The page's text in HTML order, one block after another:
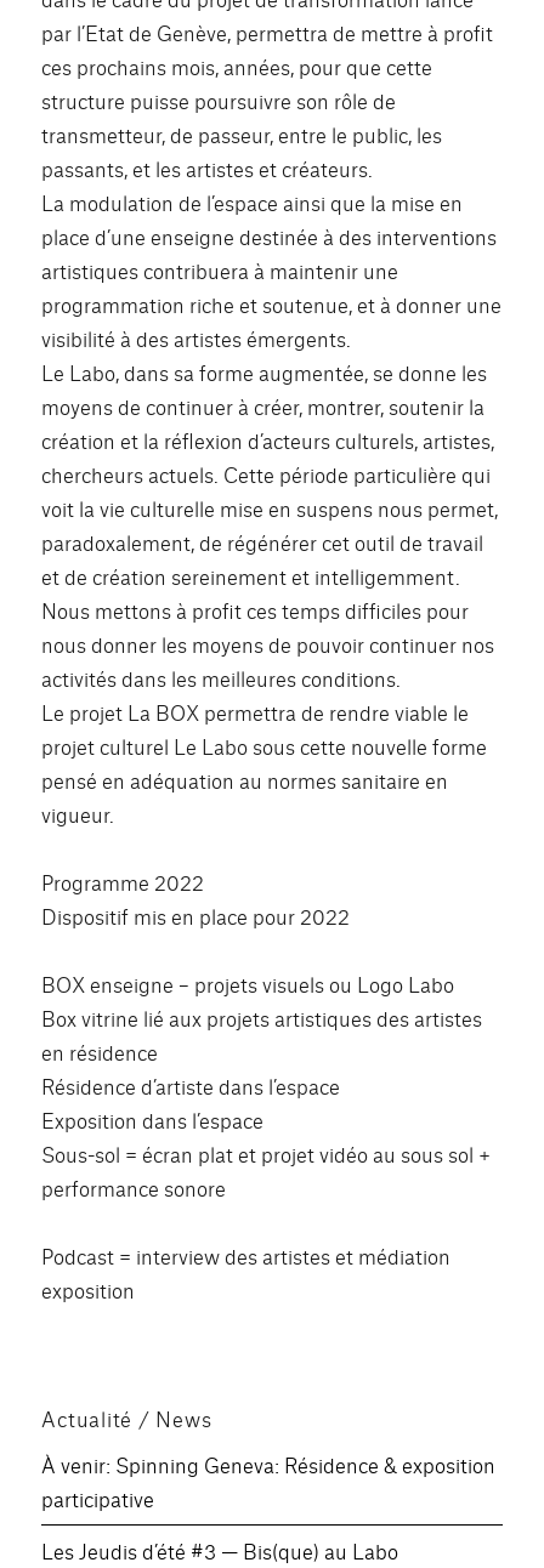
par l’Etat de Genève, permettra de mettre à profit
ces prochains mois, années, pour que cette
structure puisse poursuivre son rôle de
transmetteur, de passeur, entre le public, les
passants, et les artistes et créateurs.
La modulation de l’espace ainsi que la mise en
place d’une enseigne destinée à des interventions
artistiques contribuera à maintenir une
programmation riche et soutenue, et à donner une
visibilité à des artistes émergents.
Le Labo, dans sa forme augmentée, se donne les
moyens de continuer à créer, montrer, soutenir la
création et la réflexion d’acteurs culturels, artistes,
chercheurs actuels. Cette période particulière qui
voit la vie culturelle mise en suspens nous permet,
paradoxalement, de régénérer cet outil de travail
et de création sereinement et intelligemment.
Nous mettons à profit ces temps difficiles pour
nous donner les moyens de pouvoir continuer nos
activités dans les meilleures conditions.
Le projet La BOX permettra de rendre viable le
projet culturel Le Labo sous cette nouvelle forme
pensé en adéquation au normes sanitaire en
vigueur.
Programme 2022
Dispositif mis en place pour 2022
BOX enseigne – projets visuels ou Logo Labo
Box vitrine lié aux projets artistiques des artistes
en résidence
Résidence d’artiste dans l’espace
Exposition dans l’espace
Sous-sol = écran plat et projet vidéo au sous sol +
performance sonore
Podcast = interview des artistes et médiation
exposition
Actualité / News
À venir: Spinning Geneva: Résidence & exposition
participative
Les Jeudis d’été #3 — Bis(que) au Labo